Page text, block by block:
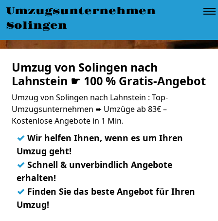
Umzugsunternehmen
Solingen
Umzug von Solingen nach
Lahnstein ☛ 100 % Gratis-Angebot
Umzug von Solingen nach Lahnstein : Top-
Umzugsunternehmen ➨ Umzüge ab 83€ –
Kostenlose Angebote in 1 Min.
✓ Wir helfen Ihnen, wenn es um Ihren
Umzug geht!
✓ Schnell & unverbindlich Angebote
erhalten!
✓ Finden Sie das beste Angebot für Ihren
Umzug!